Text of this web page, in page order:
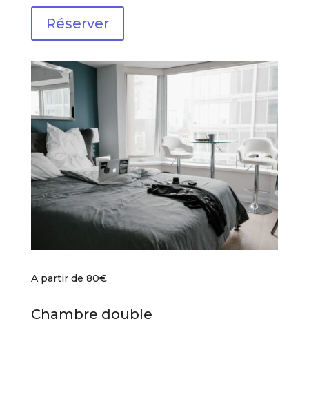
Réserver
A partir de 80€
Chambre double